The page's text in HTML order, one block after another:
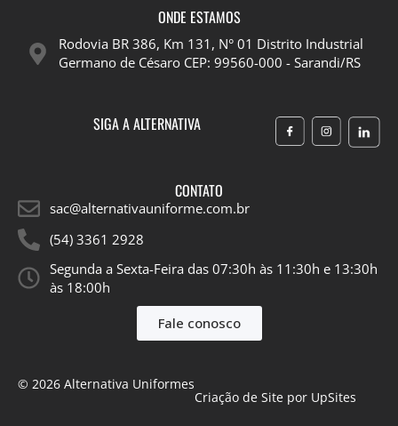
ONDE ESTAMOS
Rodovia BR 386, Km 131, N° 01 Distrito Industrial
Germano de Césaro CEP: 99560-000 - Sarandi/RS
SIGA A ALTERNATIVA
CONTATO
sac@alternativauniforme.com.br
(54) 3361 2928
Segunda a Sexta-Feira das 07:30h às 11:30h e 13:30h
às 18:00h​
Fale conosco
© 2026 Alternativa Uniformes
Criação de Site por UpSites